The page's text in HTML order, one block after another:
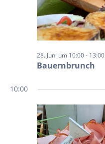
Bauernbrunch
28. Juni um 10:00- 13:00
10:00